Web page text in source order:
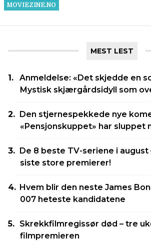
MEST LEST
Anmeldelse: «Det skjedde en
Mystisk skjærgårdsidyll som
Den stjernespekkede nye
«Pensjonskuppet» har sluppet
De 8 beste TV-seriene i august
siste store premierer!
Hvem blir den neste James
007 heteste kandidatene
Skrekkfilmregissør død – tre
filmpremieren